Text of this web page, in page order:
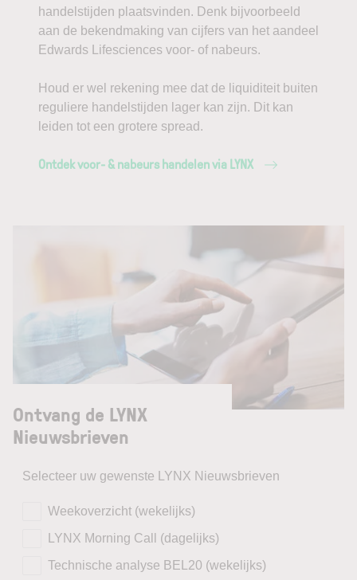
handelstijden plaatsvinden. Denk bijvoorbeeld
aan de bekendmaking van cijfers van het aandeel
Edwards Lifesciences voor- of nabeurs.
Houd er wel rekening mee dat de liquiditeit buiten
reguliere handelstijden lager kan zijn. Dit kan
leiden tot een grotere spread.
Ontdek voor- & nabeurs handelen via LYNX
Ontvang de LYNX
Nieuwsbrieven
Selecteer uw gewenste LYNX Nieuwsbrieven
Weekoverzicht (wekelijks)
LYNX Morning Call (dagelijks)
Technische analyse BEL20 (wekelijks)